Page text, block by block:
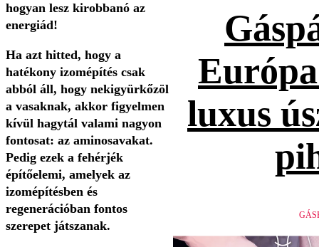
hogyan lesz kirobbanó az
energiád!
Ha azt hitted, hogy a
hatékony izomépítés csak
abból áll, hogy nekigyürkőzöl
a vasaknak, akkor figyelmen
kívül hagytál valami nagyon
fontosat: az aminosavakat.
Pedig ezek a fehérjék
építőelemi, amelyek az
izomépítésben és
regenerációban fontos
szerepet játszanak.
luxus